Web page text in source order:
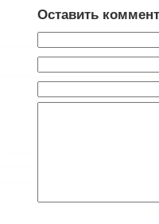
Оставить